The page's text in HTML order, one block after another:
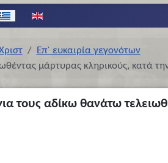
τη γλώσσα σας
Επ` ευκαιρία γεγονότων
μάρτυρας κληρικούς, κατά
τους αδίκω θανάτω